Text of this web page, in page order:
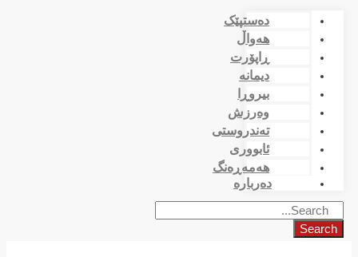
دەستپێک
هەواڵ
ڕاپۆرت
دیمانە
بیروڕا
وەرزش
تەندروستی
ئابووری
هەمەڕەنگ
دەربارە
Search